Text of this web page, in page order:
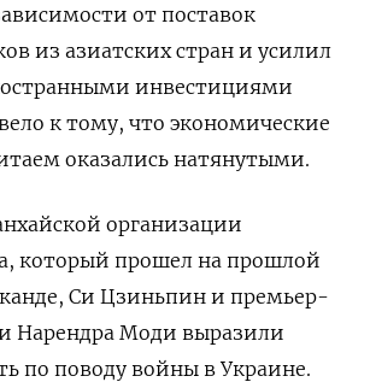
от поставок
из азиатских стран и усилил
инвестициями
к тому, что экономические
оказались натянутыми.
организации
который прошел на прошлой
Си Цзиньпин и премьер-
Нарендра Моди выразили
по поводу войны в Украине.